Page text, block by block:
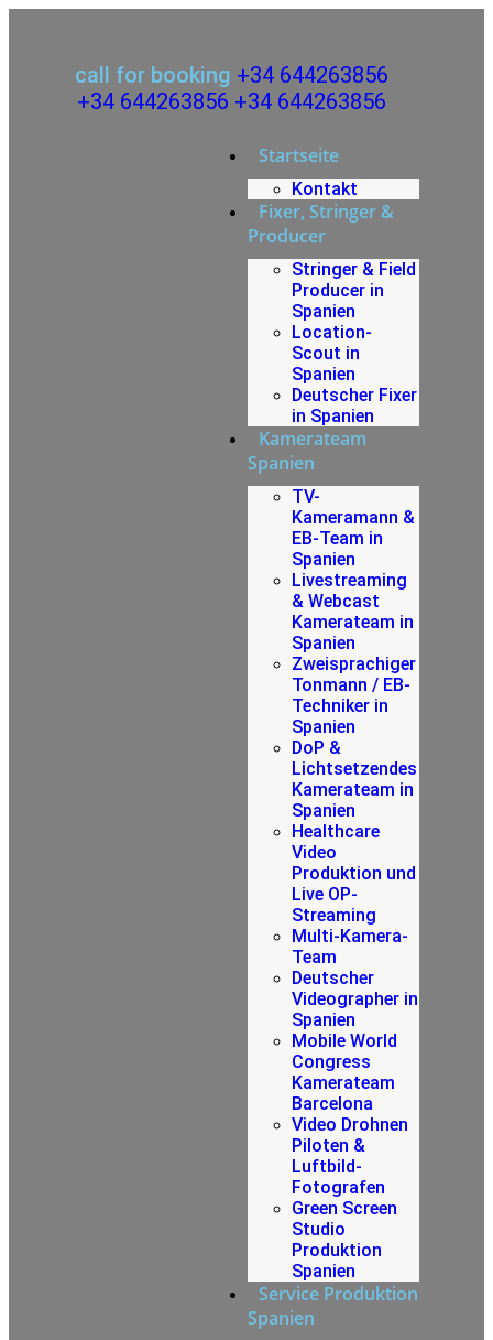
call for booking +34 644263856
+34 644263856 +34 644263856
Startseite
Kontakt
Fixer, Stringer &
Producer
Stringer & Field
Producer in
Spanien
Location-
Scout in
Spanien
Deutscher Fixer
in Spanien
Kamerateam
Spanien
TV-
Kameramann &
EB-Team in
Spanien
Livestreaming
& Webcast
Kamerateam in
Spanien
Zweisprachiger
Tonmann / EB-
Techniker in
Spanien
DoP &
Lichtsetzendes
Kamerateam in
Spanien
Healthcare
Video
Produktion und
Live OP-
Streaming
Multi-Kamera-
Team
Deutscher
Videographer in
Spanien
Mobile World
Congress
Kamerateam
Barcelona
Video Drohnen
Piloten &
Luftbild-
Fotografen
Green Screen
Studio
Produktion
Spanien
Service Produktion
Spanien